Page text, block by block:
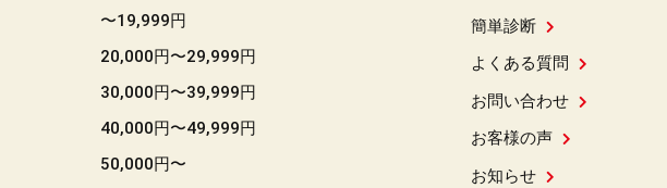
〜19,999円
20,000円〜29,999円
30,000円〜39,999円
40,000円〜49,999円
50,000円〜
簡単診断
よくある質問
お問い合わせ
お客様の声
お知らせ